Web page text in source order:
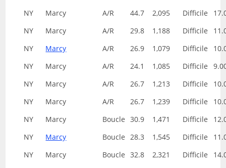
NY Marcy A/R 44.7 2,095 Difficile
NY
Marcy A/R 29.8 1,188 Difficile
NY
Marcy A/R 26.9 1,079 Difficile
NY
Marcy A/R 24.1 1,085 Difficile
NY
Marcy A/R 26.7 1,213 Difficile
NY
Marcy A/R 26.7 1,239 Difficile
NY
Marcy Boucle 30.9 1,471 Difficile
NY
Marcy Boucle 28.3 1,545 Difficile
NY
Marcy Boucle 32.8 2,321 Difficile